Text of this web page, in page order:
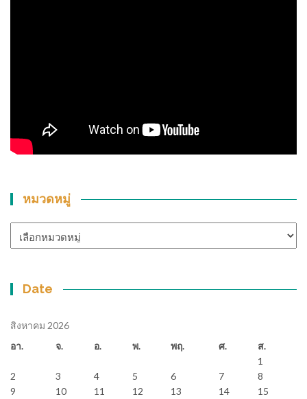
หมวดหมู่
หมู่
Date
สิงหาคม 2026
อา.
จ. อ. พ. พฤ. ศ.
ส.
1
2
3 4 5 6 7
8
9
10 11 12 13 14
15